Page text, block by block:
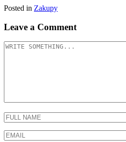
Posted in Zakupy
Leave a Comment